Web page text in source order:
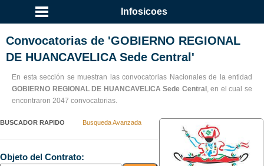
Infosicoes
Convocatorias de 'GOBIERNO REGIONAL
DE HUANCAVELICA Sede Central'
En esta sección se muestran las convocatorias Nacionales de la entidad
GOBIERNO REGIONAL DE HUANCAVELICA Sede Central , en el cual se
encontraron 2047 convocatorias.
BUSCADOR RAPIDO Busqueda Avanzada
Objeto del Contrato: